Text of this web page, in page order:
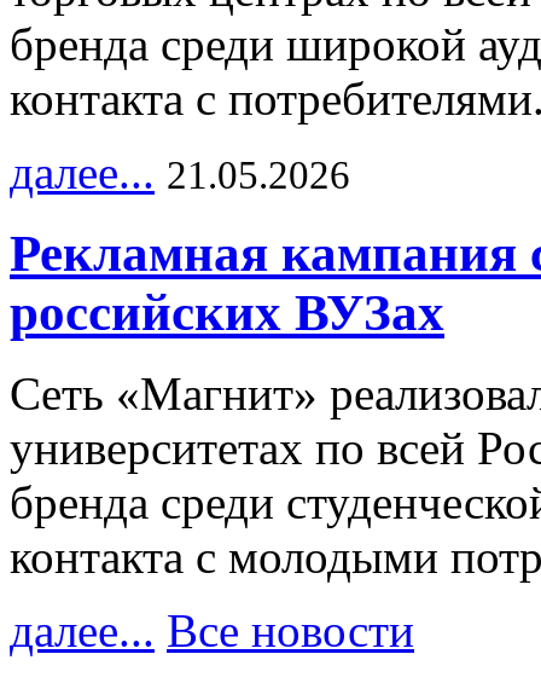
бренда среди широкой
контакта с
далее... 21.05.2026
Рекламная кампания
российских ВУЗах
Сеть «Магнит»
университетах по всей
бренда среди
контакта с молодыми
далее... Все новости